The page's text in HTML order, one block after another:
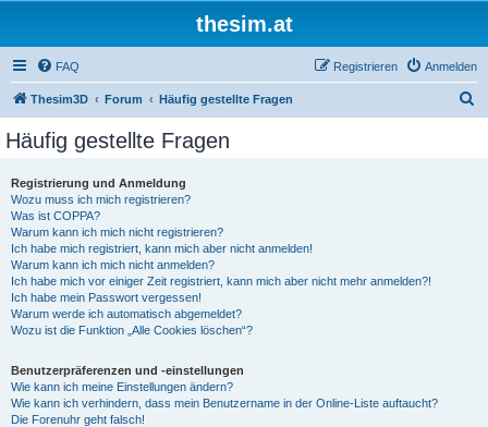
thesim.at
FAQ Anmelden
Registrieren
Thesim3D Forum Häufig gestellte Fragen
Häufig gestellte Fragen
Registrierung und Anmeldung
Wozu muss ich mich registrieren?
Was ist COPPA?
Warum kann ich mich nicht registrieren?
Ich habe mich registriert, kann mich aber nicht anmelden!
Warum kann ich mich nicht anmelden?
Ich habe mich vor einiger Zeit registriert, kann mich aber nicht mehr anmelden?!
Ich habe mein Passwort vergessen!
Warum werde ich automatisch abgemeldet?
Wozu ist die Funktion „Alle Cookies löschen“?
Benutzerpräferenzen und -einstellungen
Wie kann ich meine Einstellungen ändern?
Wie kann ich verhindern, dass mein Benutzername in der Online-Liste auftaucht?
Die Forenuhr geht falsch!